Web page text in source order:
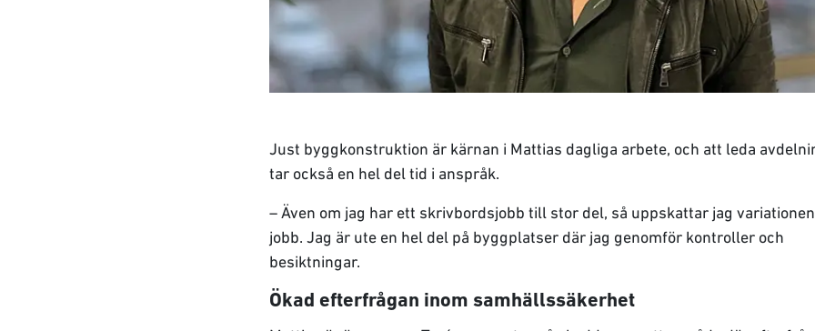
Just byggkonstruktion är kärnan i Mattias dagliga arbete, och att leda
tar också en hel del tid i anspråk.
– Även om jag har ett skrivbordsjobb till stor del, så uppskattar jag
jobb. Jag är ute en hel del på byggplatser där jag genomför kontroller och
besiktningar.
Ökad efterfrågan inom samhällssäkerhet